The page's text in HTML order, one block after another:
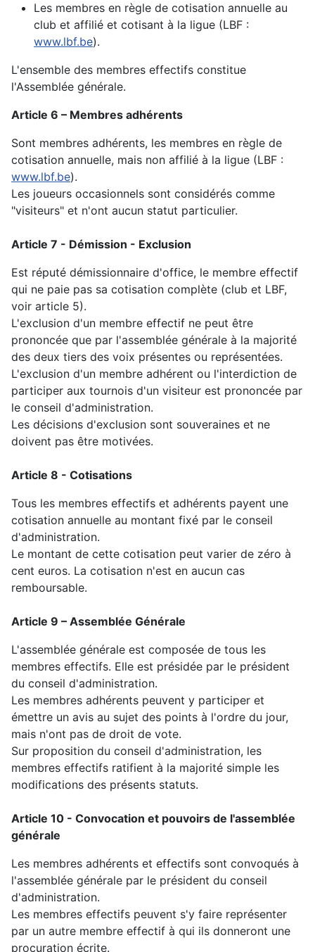
Les membres en règle de cotisation annuelle au
club et affilié et cotisant à la ligue (LBF :
www.lbf.be).
L'ensemble des membres effectifs constitue
l'Assemblée générale.
Article 6 – Membres adhérents
Sont membres adhérents, les membres en règle de
cotisation annuelle, mais non affilié à la ligue (LBF :
www.lbf.be).
Les joueurs occasionnels sont considérés comme
"visiteurs" et n'ont aucun statut particulier.
Article 7 - Démission - Exclusion
Est réputé démissionnaire d'office, le membre effectif
qui ne paie pas sa cotisation complète (club et LBF,
voir article 5).
L'exclusion d'un membre effectif ne peut être
prononcée que par l'assemblée générale à la majorité
des deux tiers des voix présentes ou représentées.
L'exclusion d'un membre adhérent ou l'interdiction de
participer aux tournois d'un visiteur est prononcée par
le conseil d'administration.
Les décisions d'exclusion sont souveraines et ne
doivent pas être motivées.
Article 8 - Cotisations
Tous les membres effectifs et adhérents payent une
cotisation annuelle au montant fixé par le conseil
d'administration.
Le montant de cette cotisation peut varier de zéro à
cent euros. La cotisation n'est en aucun cas
remboursable.
Article 9 – Assemblée Générale
L'assemblée générale est composée de tous les
membres effectifs. Elle est présidée par le président
du conseil d'administration.
Les membres adhérents peuvent y participer et
émettre un avis au sujet des points à l'ordre du jour,
mais n'ont pas de droit de vote.
Sur proposition du conseil d'administration, les
membres effectifs ratifient à la majorité simple les
modifications des présents statuts.
Article 10 - Convocation et pouvoirs de l'assemblée
générale
Les membres adhérents et effectifs sont convoqués à
l'assemblée générale par le président du conseil
d'administration.
Les membres effectifs peuvent s'y faire représenter
par un autre membre effectif à qui ils donneront une
procuration écrite.